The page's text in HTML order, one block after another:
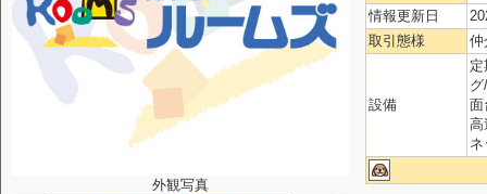
外観写真
情報更新日
取引態様
仲
設備
面
高